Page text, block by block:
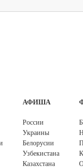
АФИША
России
Украины
Белорусии
Узбекистана
Казахстана